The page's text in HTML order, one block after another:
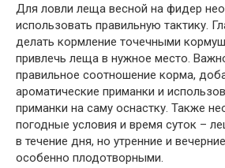
Для ловли леща весной на фидер
использовать правильную тактику.
делать кормление точечными
привлечь леща в нужное место.
правильное соотношение корма,
ароматические приманки и
приманки на саму оснастку. Также
погодные условия и время суток –
в течение дня, но утренние и
особенно плодотворными.